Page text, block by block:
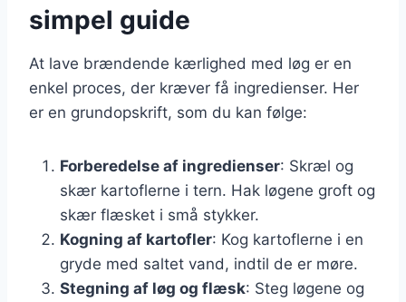
simpel guide
At lave brændende kærlighed med løg er en
enkel proces, der kræver få ingredienser. Her
er en grundopskrift, som du kan følge:
Forberedelse af ingredienser: Skræl og
skær kartoflerne i tern. Hak løgene groft og
skær flæsket i små stykker.
Kogning af kartofler: Kog kartoflerne i en
gryde med saltet vand, indtil de er møre.
Stegning af løg og flæsk: Steg løgene og